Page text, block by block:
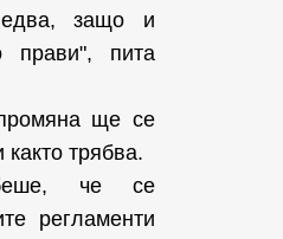
защо и
прави", пита
ще се
трябва.
че се
регламенти